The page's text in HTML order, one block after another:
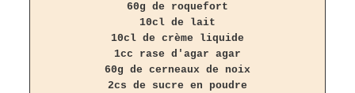
60g de roquefort
10cl de lait
10cl de crème liquide
1cc rase d'agar agar
60g de cerneaux de noix
2cs de sucre en poudre